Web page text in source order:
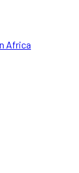
Africa